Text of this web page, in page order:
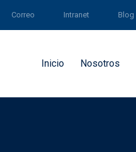
Correo Intranet Blog
Inicio Nosotros